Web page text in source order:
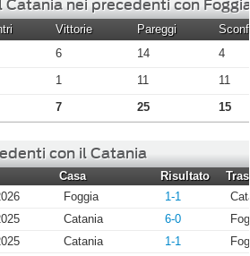
nei precedenti con
Vittorie Pareggi
6 14
4
1 11
11
7 25 15
con il Catania
Casa Risultato
Foggia 1-1
Catania 6-0
Catania 1-1